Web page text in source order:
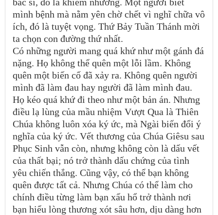
mình bệnh mà nằm yên chờ chết vì nghĩ chữa vô
ích, đó là tuyệt vọng. Thứ Bảy Tuần Thánh mời
ta chọn con đường thứ nhất.
Có những người mang quá khứ như một gánh đá
nặng. Họ không thể quên một lỗi lầm. Không
quên một biến cố đã xảy ra. Không quên người
mình đã làm đau hay người đã làm mình đau.
Họ kéo quá khứ đi theo như một bản án. Nhưng
điều lạ lùng của mầu nhiệm Vượt Qua là Thiên
Chúa không luôn xóa ký ức, mà Ngài biến đổi ý
nghĩa của ký ức. Vết thương của Chúa Giêsu sau
Phục Sinh vẫn còn, nhưng không còn là dấu vết
của thất bại; nó trở thành dấu chứng của tình
yêu chiến thắng. Cũng vậy, có thể bạn không
quên được tất cả. Nhưng Chúa có thể làm cho
chính điều từng làm bạn xấu hổ trở thành nơi
bạn hiểu lòng thương xót sâu hơn, dịu dàng hơn